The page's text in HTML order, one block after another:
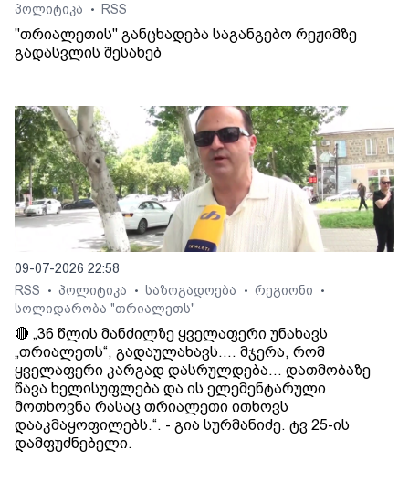
პოლიტიკა
• RSS
"თრიალეთის" განცხადება საგანგებო რეჟიმზე
გადასვლის შესახებ
09-07-2026 22:58
RSS
• პოლიტიკა • საზოგადოება • რეგიონი •
სოლიდარობა "თრიალეთს"
🔴 „36 წლის მანძილზე ყველაფერი უნახავს
„თრიალეთს“, გადაულახავს.... მჯერა, რომ
ყველაფერი კარგად დასრულდება... დათმობაზე
წავა ხელისუფლება და ის ელემენტარული
მოთხოვნა რასაც თრიალეთი ითხოვს
დააკმაყოფილებს.“. - გია სურმანიძე. ტვ 25-ის
დამფუძნებელი.